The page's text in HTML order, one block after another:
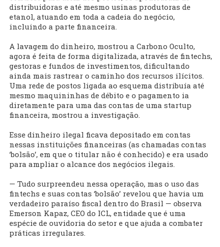
distribuidoras e até mesmo usinas produtoras de
etanol, atuando em toda a cadeia do negócio,
incluindo a parte financeira.
A lavagem do dinheiro, mostrou a Carbono Oculto,
agora é feita de forma digitalizada, através de fintechs,
gestoras e fundos de investimentos, dificultando
ainda mais rastrear o caminho dos recursos ilícitos.
Uma rede de postos ligada ao esquema distribuía até
mesmo maquininhas de débito e o pagamento ia
diretamente para uma das contas de uma startup
financeira, mostrou a investigação.
Esse dinheiro ilegal ficava depositado em contas
nessas instituições financeiras (as chamadas contas
‘bolsão’, em que o titular não é conhecido) e era usado
para ampliar o alcance dos negócios ilegais.
— Tudo surpreendeu nessa operação, mas o uso das
fintechs e suas contas ‘bolsão’ revelou que havia um
verdadeiro paraíso fiscal dentro do Brasil — observa
Emerson Kapaz, CEO do ICL, entidade que é uma
espécie de ouvidoria do setor e que ajuda a combater
práticas irregulares.